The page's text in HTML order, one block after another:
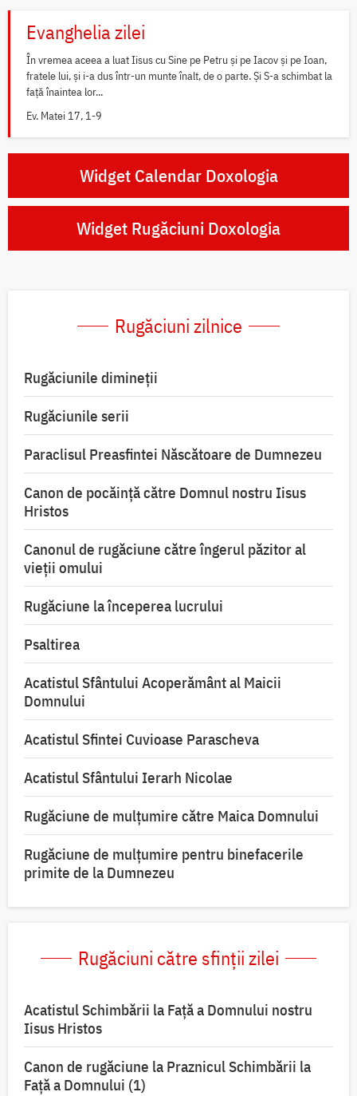
Evanghelia zilei
În vremea aceea a luat Iisus cu Sine pe Petru și pe Iacov și pe Ioan,
fratele lui, și i-a dus într-un munte înalt, de o parte. Și S-a schimbat la
față înaintea lor...
Ev. Matei 17, 1-9
Widget Calendar Doxologia
Widget Rugăciuni Doxologia
Rugăciuni zilnice
Rugăciunile dimineții
Rugăciunile serii
Paraclisul Preasfintei Născătoare de Dumnezeu
Canon de pocăință către Domnul nostru Iisus
Hristos
Canonul de rugăciune către îngerul păzitor al
vieții omului
Rugăciune la începerea lucrului
Psaltirea
Acatistul Sfântului Acoperământ al Maicii
Domnului
Acatistul Sfintei Cuvioase Parascheva
Acatistul Sfântului Ierarh Nicolae
Rugăciune de mulţumire către Maica Domnului
Rugăciune de mulțumire pentru binefacerile
primite de la Dumnezeu
Rugăciuni către sfinții zilei
Acatistul Schimbării la Faţă a Domnului nostru
Iisus Hristos
Canon de rugăciune la Praznicul Schimbării la
Faţă a Domnului (1)